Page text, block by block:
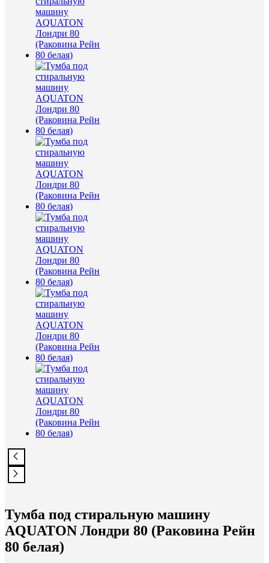
Тумба под стиральную машину
AQUATON Лондри 80 (Раковина Рейн
80 белая)